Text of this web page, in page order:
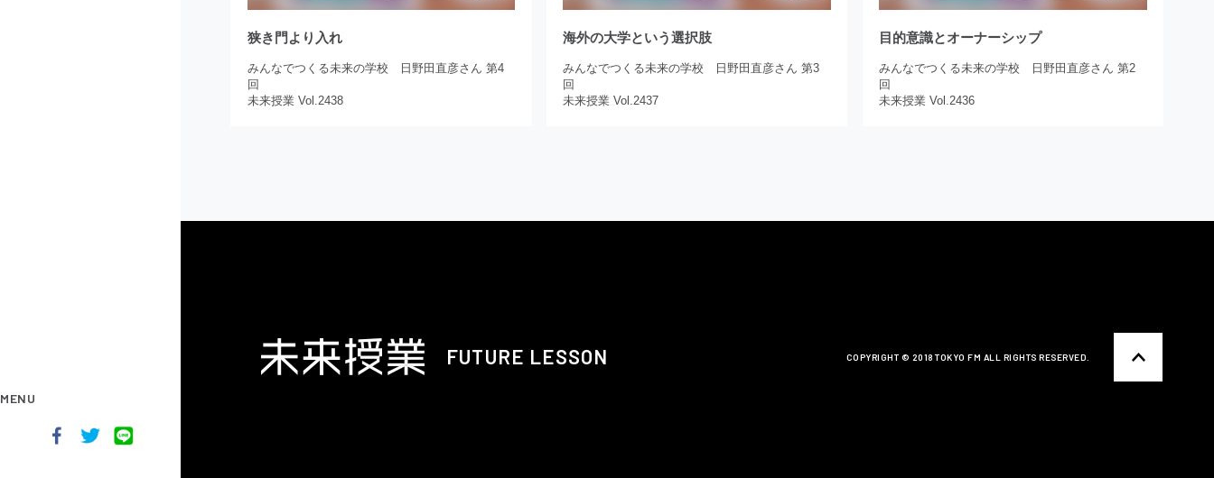
MENU
狭き門より入れ
みんなでつくる未来の学校 日野田直彦さん 第4
回
未来授業 Vol.2438
海外の大学という選択肢
みんなでつくる未来の学校 日野田直彦さん 第3
回
未来授業 Vol.2437
目的意識とオーナーシップ
みんなでつくる未来の学校 日野田直彦さん 第2
回
未来授業 Vol.2436
FUTURE LESSON COPYRIGHT ©️ 2018 TOKYO FM ALL RIGHTS RESERVED.